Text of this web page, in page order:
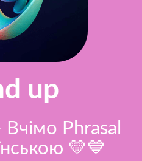
up
Phrasal
💛💙